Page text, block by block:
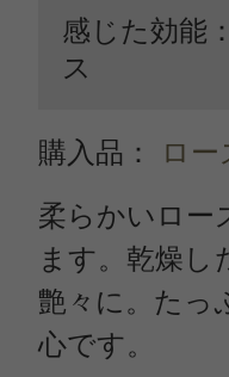
感じた効能
ス
購入品：
ロー
柔らかいロー
ます。乾燥
艶々に。たっ
心です。